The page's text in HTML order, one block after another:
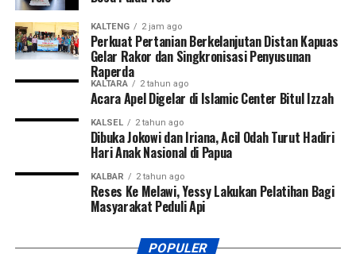
KALTENG 2 jam ago
Perkuat Pertanian Berkelanjutan Distan Kapuas
Gelar Rakor dan Singkronisasi Penyusunan
Raperda
KALTARA 2 tahun ago
Acara Apel Digelar di Islamic Center Bitul Izzah
KALSEL 2 tahun ago
Dibuka Jokowi dan Iriana, Acil Odah Turut Hadiri
Hari Anak Nasional di Papua
KALBAR 2 tahun ago
Reses Ke Melawi, Yessy Lakukan Pelatihan Bagi
Masyarakat Peduli Api
POPULER